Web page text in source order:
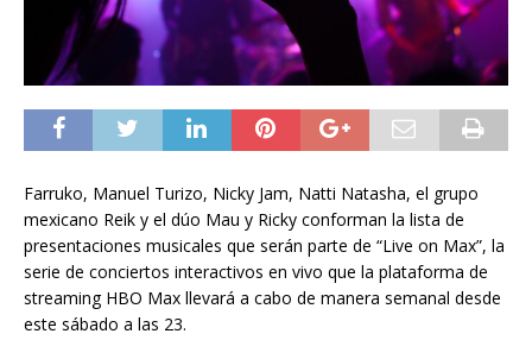
Farruko, Manuel Turizo, Nicky Jam, Natti Natasha, el grupo
mexicano Reik y el dúo Mau y Ricky conforman la lista de
presentaciones musicales que serán parte de “Live on Max”, la
serie de conciertos interactivos en vivo que la plataforma de
streaming HBO Max llevará a cabo de manera semanal desde
este sábado a las 23.